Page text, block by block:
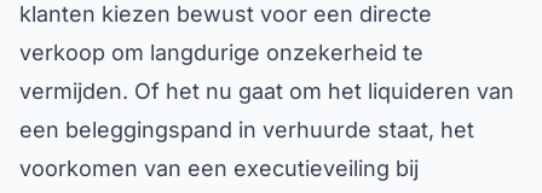
klanten kiezen bewust voor een directe
verkoop om langdurige onzekerheid te
vermijden. Of het nu gaat om het liquideren van
een beleggingspand in verhuurde staat, het
voorkomen van een executieveiling bij